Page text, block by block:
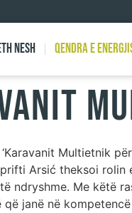
nesh Qendra e
Multietnik
Arsić theksoi rolin
ndryshme. Me këtë
që janë në